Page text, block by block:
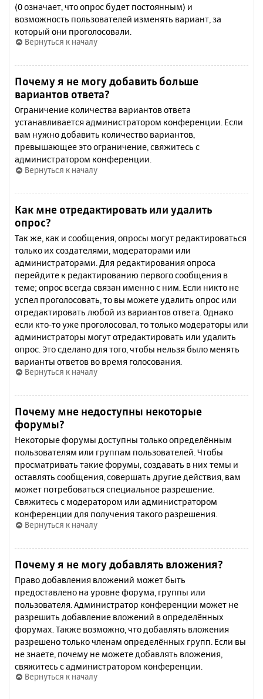
(0 означает, что опрос будет постоянным) и
возможность пользователей изменять вариант, за
который они проголосовали.
Вернуться к началу
Почему я не могу добавить больше
вариантов ответа?
Ограничение количества вариантов ответа
устанавливается администратором конференции. Если
вам нужно добавить количество вариантов,
превышающее это ограничение, свяжитесь с
администратором конференции.
Вернуться к началу
Как мне отредактировать или удалить
опрос?
Так же, как и сообщения, опросы могут редактироваться
только их создателями, модераторами или
администраторами. Для редактирования опроса
перейдите к редактированию первого сообщения в
теме; опрос всегда связан именно с ним. Если никто не
успел проголосовать, то вы можете удалить опрос или
отредактировать любой из вариантов ответа. Однако
если кто-то уже проголосовал, то только модераторы или
администраторы могут отредактировать или удалить
опрос. Это сделано для того, чтобы нельзя было менять
варианты ответов во время голосования.
Вернуться к началу
Почему мне недоступны некоторые
форумы?
Некоторые форумы доступны только определённым
пользователям или группам пользователей. Чтобы
просматривать такие форумы, создавать в них темы и
оставлять сообщения, совершать другие действия, вам
может потребоваться специальное разрешение.
Свяжитесь с модератором или администратором
конференции для получения такого разрешения.
Вернуться к началу
Почему я не могу добавлять вложения?
Право добавления вложений может быть
предоставлено на уровне форума, группы или
пользователя. Администратор конференции может не
разрешить добавление вложений в определённых
форумах. Также возможно, что добавлять вложения
разрешено только членам определённых групп. Если вы
не знаете, почему не можете добавлять вложения,
свяжитесь с администратором конференции.
Вернуться к началу